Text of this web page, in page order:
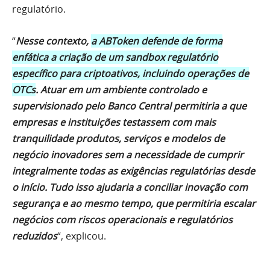
regulatório.
“Nesse contexto, a ABToken defende de forma
enfática a criação de um sandbox regulatório
específico para criptoativos, incluindo operações de
OTCs. Atuar em um ambiente controlado e
supervisionado pelo Banco Central permitiria a que
empresas e instituições testassem com mais
tranquilidade produtos, serviços e modelos de
negócio inovadores sem a necessidade de cumprir
integralmente todas as exigências regulatórias desde
o início. Tudo isso ajudaria a conciliar inovação com
segurança e ao mesmo tempo, que permitiria escalar
negócios com riscos operacionais e regulatórios
reduzidos“, explicou.